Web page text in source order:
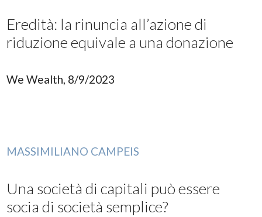
Eredità: la rinuncia all’azione di
riduzione equivale a una donazione
We Wealth, 8/9/2023
MASSIMILIANO CAMPEIS
Una società di capitali può essere
socia di società semplice?